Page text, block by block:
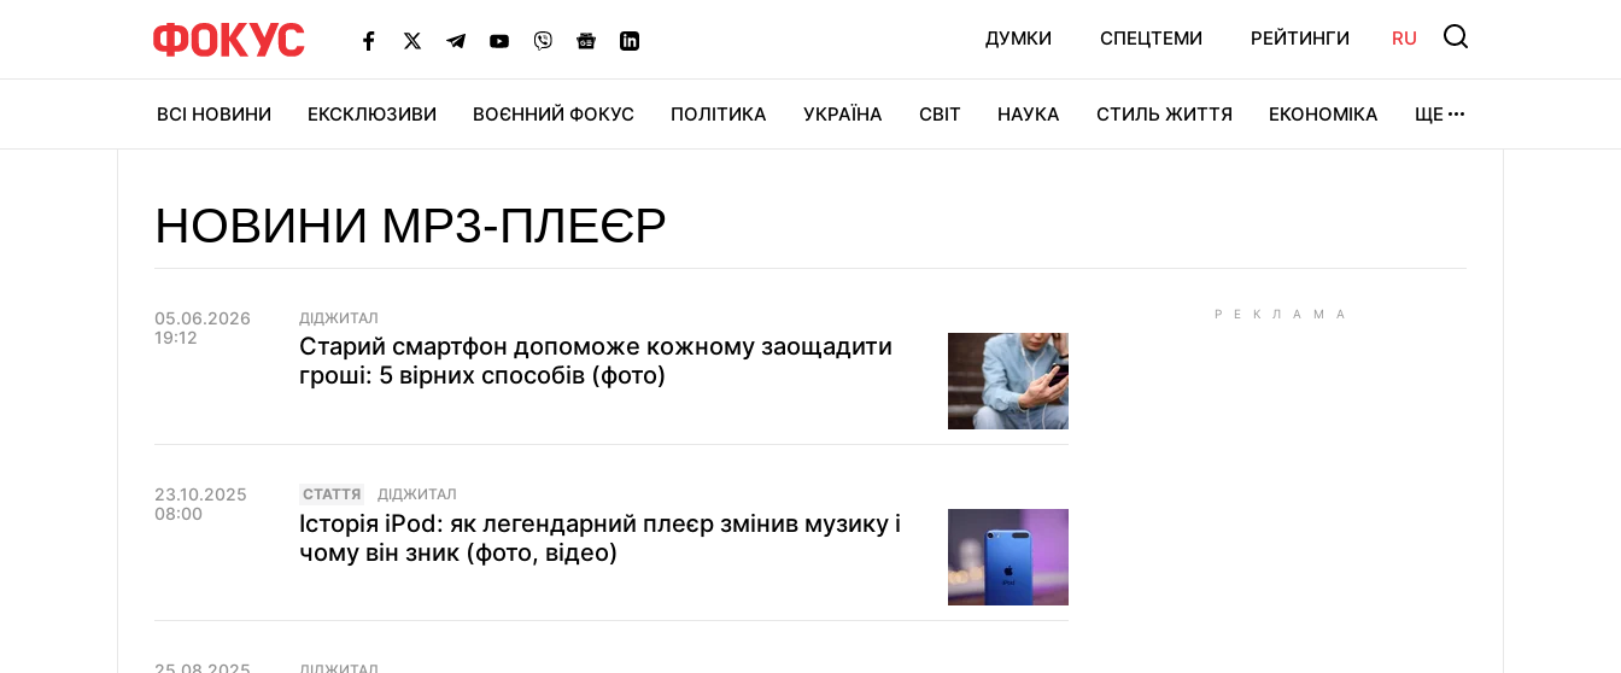
ДУМКИ СПЕЦТЕМИ РЕЙТИНГИ RU
ВСІ НОВИНИ ЕКСКЛЮЗИВИ ВОЄННИЙ ФОКУС ПОЛІТИКА УКРАЇНА СВІТ НАУКА СТИЛЬ ЖИТТЯ ЕКОНОМІКА ЩЕ
НОВИНИ MP3-ПЛЕЄР
05.06.2026
19:12
ДІДЖИТАЛ
Старий смартфон допоможе кожному заощадити
гроші: 5 вірних способів (фото)
23.10.2025
08:00
СТАТТЯ ДІДЖИТАЛ
Історія iPod: як легендарний плеєр змінив музику і
чому він зник (фото, відео)